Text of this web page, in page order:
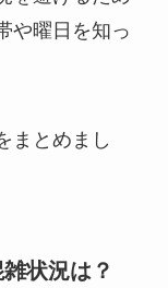
や曜日を知っ
まとめまし
状況は？